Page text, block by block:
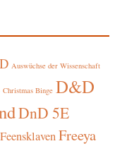
Auswüchse der Wissenschaft
Christmas Binge D&D
DnD 5E
FeensklavenFreeya